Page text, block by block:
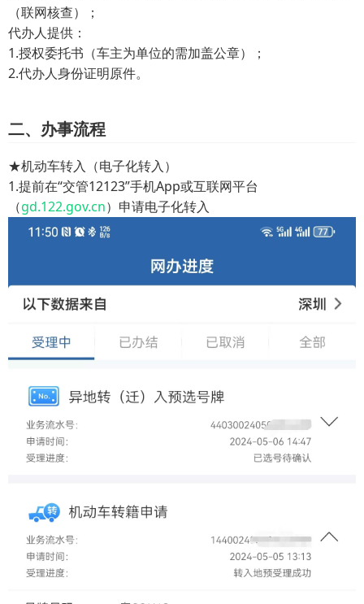
（联网核查）；
代办人提供：
1.授权委托书（车主为单位的需加盖公章）；
2.代办人身份证明原件。
二、办事流程
★机动车转入（电子化转入）
1.提前在“交管12123”手机App或互联网平台
（gd.122.gov.cn）申请电子化转入